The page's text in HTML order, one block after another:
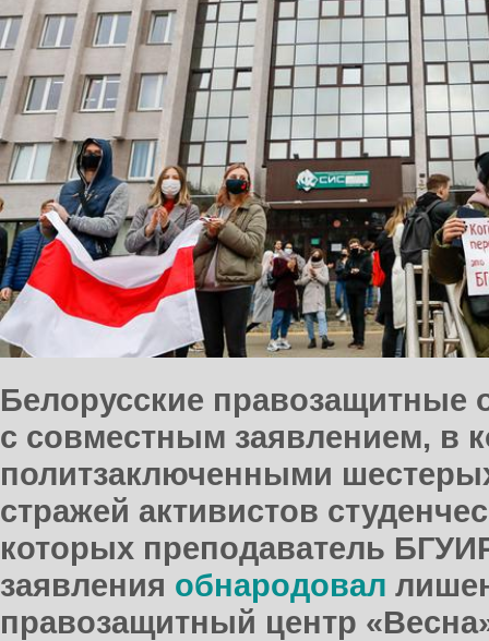
Белорусские правозащитные
с совместным заявлением, в
политзаключенными
стражей активистов
которых преподаватель
заявления обнародовал
правозащитный центр